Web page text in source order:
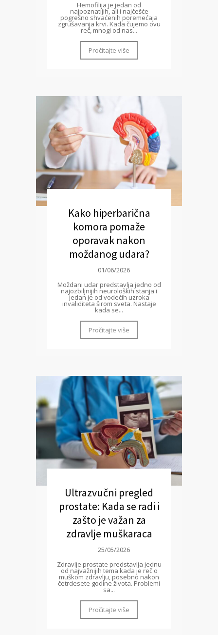
Hemofilija je jedan od
najpoznatijih, ali i najčešće
pogrešno shvaćenih poremećaja
zgrušavanja krvi. Kada čujemo ovu
reč, mnogi od nas...
Pročitajte više
Kako hiperbarična
komora pomaže
oporavak nakon
moždanog udara?
01/06/2026
Moždani udar predstavlja jedno od
najozbiljnijih neuroloških stanja i
jedan je od vodećih uzroka
invaliditeta širom sveta. Nastaje
kada se...
Pročitajte više
Ultrazvučni pregled
prostate: Kada se radi i
zašto je važan za
zdravlje muškaraca
25/05/2026
Zdravlje prostate predstavlja jednu
od najvažnijih tema kada je reč o
muškom zdravlju, posebno nakon
četrdesete godine života. Problemi
sa...
Pročitajte više